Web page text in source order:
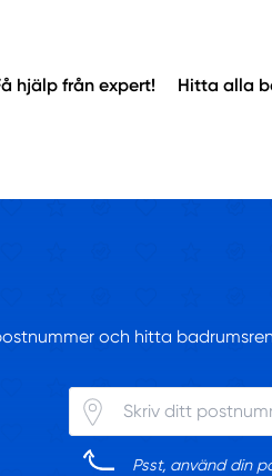
hjälp från expert! Hitta alla
och hitta
Psst, använd din